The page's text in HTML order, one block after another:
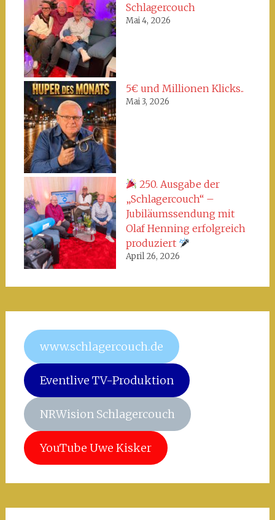
Schlagercouch
Mai 4, 2026
5€ und Millionen Klicks..
Mai 3, 2026
250. Ausgabe der
„Schlagercouch“ –
Jubiläumssendung mit
Olaf Henning erfolgreich
produziert
April 26, 2026
www.schlagercouch.de
Eventlive TV-Produktion
NRWision Schlagercouch
YouTube Uwe Kisker